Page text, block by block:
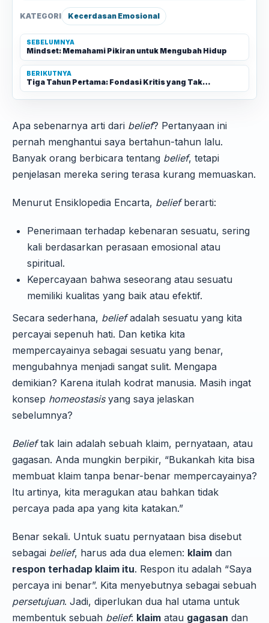
KATEGORI Kecerdasan Emosional
SEBELUMNYA
Mindset: Memahami Pikiran untuk Mengubah Hidup
BERIKUTNYA
Tiga Tahun Pertama: Fondasi Kritis yang Tak…
Apa sebenarnya arti dari belief? Pertanyaan ini
pernah menghantui saya bertahun-tahun lalu.
Banyak orang berbicara tentang belief, tetapi
penjelasan mereka sering terasa kurang memuaskan.
Menurut Ensiklopedia Encarta, beliefberarti:
Penerimaan terhadap kebenaran sesuatu, sering
kali berdasarkan perasaan emosional atau
spiritual.
Kepercayaan bahwa seseorang atau sesuatu
memiliki kualitas yang baik atau efektif.
Secara sederhana, beliefadalah sesuatu yang kita
percayai sepenuh hati. Dan ketika kita
mempercayainya sebagai sesuatu yang benar,
mengubahnya menjadi sangat sulit. Mengapa
demikian? Karena itulah kodrat manusia. Masih ingat
konsep homeostasisyang saya jelaskan
sebelumnya?
Belieftak lain adalah sebuah klaim, pernyataan, atau
gagasan. Anda mungkin berpikir, “Bukankah kita bisa
membuat klaim tanpa benar-benar mempercayainya?
Itu artinya, kita meragukan atau bahkan tidak
percaya pada apa yang kita katakan.”
Benar sekali. Untuk suatu pernyataan bisa disebut
sebagai belief, harus ada dua elemen: klaim dan
respon terhadap klaim itu. Respon itu adalah “Saya
percaya ini benar”. Kita menyebutnya sebagai sebuah
persetujuan. Jadi, diperlukan dua hal utama untuk
membentuk sebuah belief: klaim atau gagasan dan